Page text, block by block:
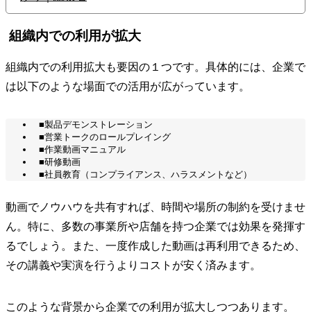
組織内での利用が拡大
組織内での利用拡大も要因の１つです。具体的には、企業で
は以下のような場面での活用が広がっています。
■製品デモンストレーション
■営業トークのロールプレイング
■作業動画マニュアル
■研修動画
■社員教育（コンプライアンス、ハラスメントなど）
動画でノウハウを共有すれば、時間や場所の制約を受けませ
ん。特に、多数の事業所や店舗を持つ企業では効果を発揮す
るでしょう。また、一度作成した動画は再利用できるため、
その講義や実演を行うよりコストが安く済みます。
このような背景から企業での利用が拡大しつつあります。